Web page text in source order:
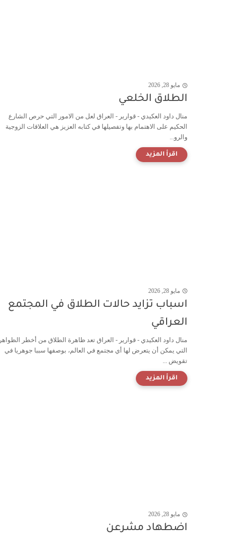
مايو 28, 2026
الطلاق الخلعي
منال داود العكيدي - قوارير - العراق لعل من الامور التي حرص الشارع
الحكيم على الاهتمام بها وتفصيلها في كتابه العزيز هي العلاقات الزوجية
والرو...
مايو 28, 2026
اسباب تزايد حالات الطلاق في المجتمع
العراقي
منال داود العكيدي - قوارير - العراق تعد ظاهرة الطلاق من أخطر الظواهر
التي يمكن أن يتعرض لها أي مجتمع في العالم، بوصفها سببا جوهريا في
تقويض ...
مايو 28, 2026
اضطهاد مشرعن